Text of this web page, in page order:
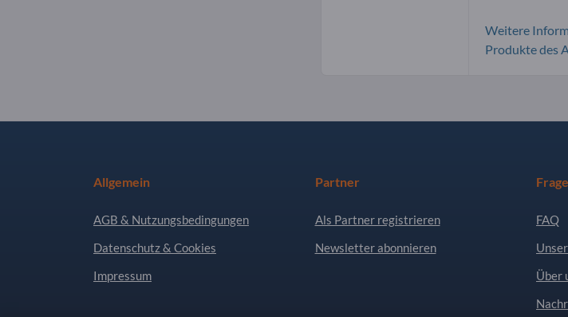
Weitere
Produkte des
Allgemein
AGB & Nutzungsbedingungen
Datenschutz & Cookies
Impressum
Partner
Als Partner registrieren
Newsletter abonnieren
FAQ
Über